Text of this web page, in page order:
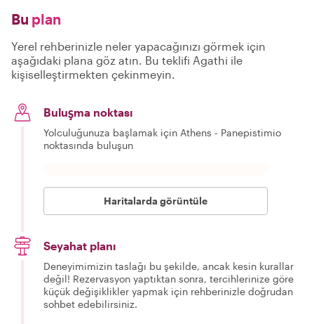
Bu plan
Yerel rehberinizle neler yapacağınızı görmek için
aşağıdaki plana göz atın. Bu teklifi Agathi ile
kişiselleştirmekten çekinmeyin.
Buluşma noktası
Yolculuğunuza başlamak için Athens - Panepistimio
noktasında buluşun
Haritalarda görüntüle
Seyahat planı
Deneyimimizin taslağı bu şekilde, ancak kesin kurallar
değil! Rezervasyon yaptıktan sonra, tercihlerinize göre
küçük değişiklikler yapmak için rehberinizle doğrudan
sohbet edebilirsiniz.